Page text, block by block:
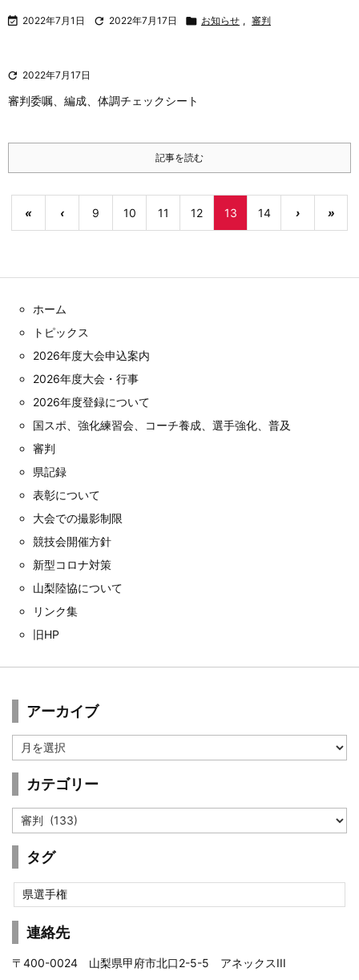
 2022年7月1日  2022年7月17日  お知らせ , 審判
 2022年7月17日
審判委嘱、編成、体調チェックシート
記事を読む
« ‹ 9 10 11 12 13 14 › »
ホーム
トピックス
2026年度大会申込案内
2026年度大会・行事
2026年度登録について
国スポ、強化練習会、コーチ養成、選手強化、普及
審判
県記録
表彰について
大会での撮影制限
競技会開催方針
新型コロナ対策
山梨陸協について
リンク集
旧HP
アーカイブ
ー
カ
カテゴリー
カ
テ
ゴ
タグ
県選手権
連絡先
〒400-0024 山梨県甲府市北口2-5-5 アネックスIII